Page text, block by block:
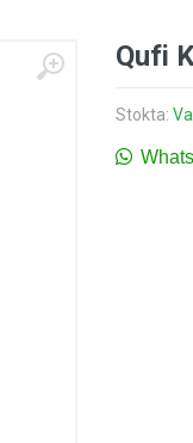
Qufi
Stokta: